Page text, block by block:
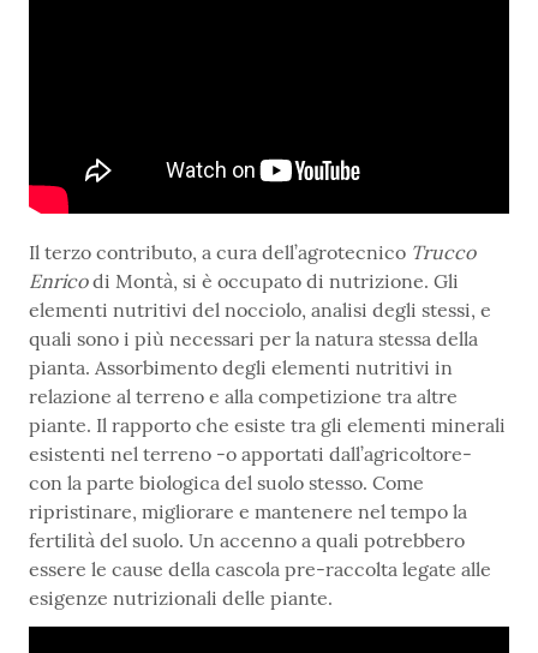
Il terzo contributo, a cura dell’agrotecnico Trucco
Enricodi Montà, si è occupato di nutrizione. Gli
elementi nutritivi del nocciolo, analisi degli stessi, e
quali sono i più necessari per la natura stessa della
pianta. Assorbimento degli elementi nutritivi in
relazione al terreno e alla competizione tra altre
piante. Il rapporto che esiste tra gli elementi minerali
esistenti nel terreno -o apportati dall’agricoltore-
con la parte biologica del suolo stesso. Come
ripristinare, migliorare e mantenere nel tempo la
fertilità del suolo. Un accenno a quali potrebbero
essere le cause della cascola pre-raccolta legate alle
esigenze nutrizionali delle piante.